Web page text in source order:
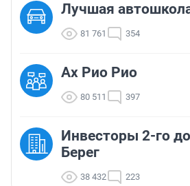
Лучшая
81 761 354
Ах Рио Рио
80 511 397
Инвесторы 2-го
Берег
38 432 223